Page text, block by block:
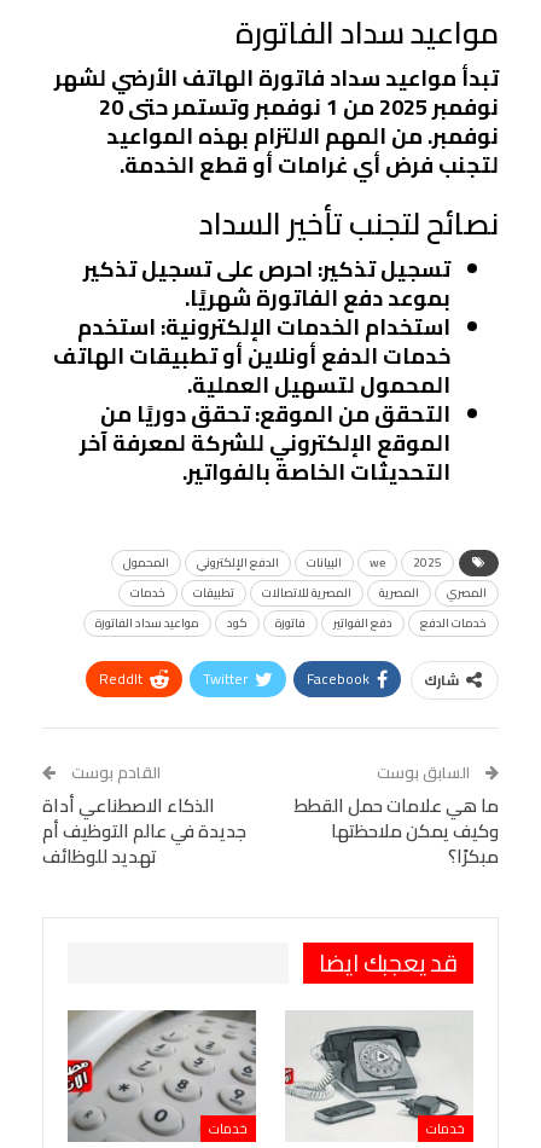
مواعيد سداد الفاتورة
تبدأ مواعيد سداد فاتورة الهاتف الأرضي لشهر
نوفمبر 2025 من 1 نوفمبر وتستمر حتى 20
نوفمبر. من المهم الالتزام بهذه المواعيد
لتجنب فرض أي غرامات أو قطع الخدمة.
نصائح لتجنب تأخير السداد
تسجيل تذكير: احرص على تسجيل تذكير
بموعد دفع الفاتورة شهريًا.
استخدام الخدمات الإلكترونية: استخدم
خدمات الدفع أونلاين أو تطبيقات الهاتف
المحمول لتسهيل العملية.
التحقق من الموقع: تحقق دوريًا من
الموقع الإلكتروني للشركة لمعرفة آخر
التحديثات الخاصة بالفواتير.
2025
we البيانات الدفع الإلكتروني
المحمول
المصري
المصرية المصرية للاتصالات تطبيقات
خدمات
خدمات الدفع
دفع الفواتير فاتورة كود مواعيد سداد الفاتورة
شارك Facebook
Twitter
ReddIt
Tumblr
البريد الإلكتروني
StumbleUpon
VK
Digg
LINE
BlackBerry
Viber
السابق بوست
ما هي علامات حمل القطط
وكيف يمكن ملاحظتها
مبكرًا؟
القادم بوست
الذكاء الاصطناعي أداة
جديدة في عالم التوظيف أم
تهديد للوظائف
قد يعجبك ايضا
خدمات خدمات